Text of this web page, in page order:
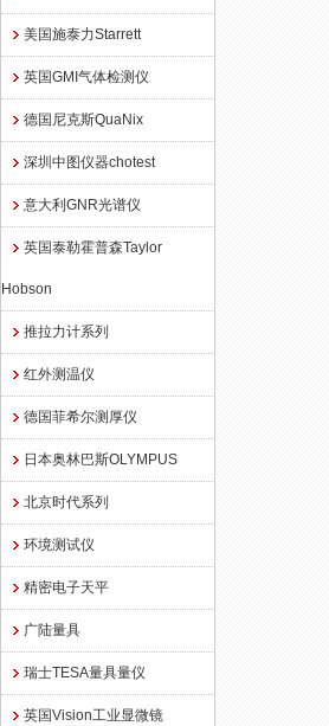
美国施泰力Starrett
英国GMI气体检测仪
德国尼克斯QuaNix
深圳中图仪器chotest
意大利GNR光谱仪
英国泰勒霍普森Taylor
Hobson
推拉力计系列
红外测温仪
德国菲希尔测厚仪
日本奥林巴斯OLYMPUS
北京时代系列
环境测试仪
精密电子天平
广陆量具
瑞士TESA量具量仪
英国Vision工业显微镜